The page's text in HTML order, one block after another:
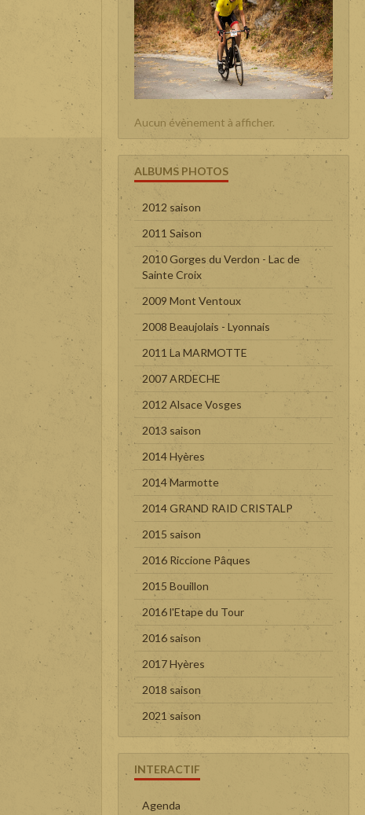
Aucun évènement à afficher.
ALBUMS PHOTOS
2012 saison
2011 Saison
2010 Gorges du Verdon - Lac de
Sainte Croix
2009 Mont Ventoux
2008 Beaujolais - Lyonnais
2011 La MARMOTTE
2007 ARDECHE
2012 Alsace Vosges
2013 saison
2014 Hyères
2014 Marmotte
2014 GRAND RAID CRISTALP
2015 saison
2016 Riccione Pâques
2015 Bouillon
2016 l'Etape du Tour
2016 saison
2017 Hyères
2018 saison
2021 saison
INTERACTIF
Agenda